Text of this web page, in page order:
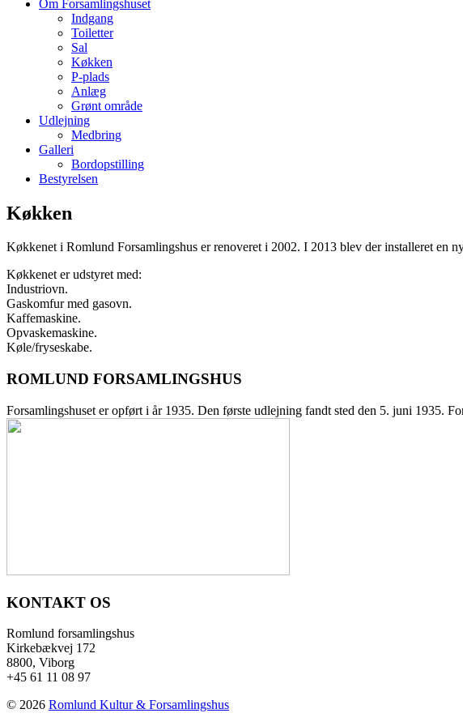
Om Forsamlingshuset
Indgang
Toiletter
Sal
Køkken
P-plads
Anlæg
Grønt område
Udlejning
Medbring
Galleri
Bordopstilling
Bestyrelsen
Køkken
Køkkenet i Romlund Forsamlingshus er renoveret i 2002. I 2013 blev der installeret en
Køkkenet er udstyret med:
Industriovn.
Gaskomfur med gasovn.
Kaffemaskine.
Opvaskemaskine.
Køle/fryseskabe.
ROMLUND FORSAMLINGSHUS
Forsamlingshuset er opført i år 1935. Den første udlejning fandt sted den 5. juni 1935.
KONTAKT OS
Romlund forsamlingshus
Kirkebækvej 172
8800, Viborg
+45 61 11 08 97
© 2026 Romlund Kultur & Forsamlingshus